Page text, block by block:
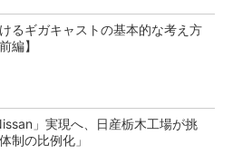
るギガキャストの基本的な考え方
編】
」実現へ、日産栃木工場が挑
制の比例化」